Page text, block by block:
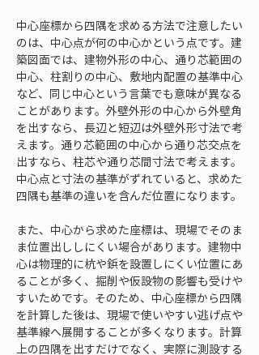
中心座標から四隅を求める方法で注意したい
のは、中心点が何の中心かという点です。建
築図面では、建物外形の中心、通り芯範囲の
中心、柱割りの中心、敷地内配置の基準中心
など、同じ中心という言葉でも意味が異なる
ことがあります。外壁外形の中心から外壁角
を出すなら、長辺と短辺は外壁外形寸法で考
えます。通り芯範囲の中心から通り芯交点を
出すなら、柱芯や通り芯間寸法で考えます。
中心点と寸法の基準がずれていると、求めた
四隅も基準の違いを含んだ位置になります。
また、中心から求めた座標は、現場でそのま
ま位置出ししにくい場合があります。建物中
心は物理的に杭や鋲を設置しにくい位置にあ
ることが多く、掘削や仮設物の影響も受けや
すいためです。そのため、中心座標から四隅
を計算した後は、現場で使いやすい逃げ点や
基準線へ展開することが多くなります。計算
上の四隅を出すだけでなく、実際に測設する